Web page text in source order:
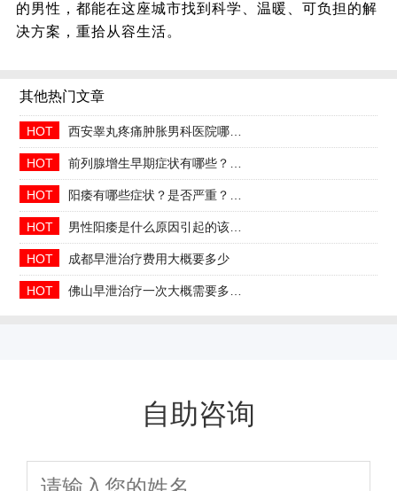
的男性，都能在这座城市找到科学、温暖、可负担的解
决方案，重拾从容生活。
其他热门文章
HOT 西安睾丸疼痛肿胀男科医院哪家正规收费合理透明
HOT 前列腺增生早期症状有哪些？2026治疗方法与日常预防指南
HOT 阳痿有哪些症状？是否严重？会自己好吗
HOT 男性阳痿是什么原因引起的该如何治疗
HOT 成都早泄治疗费用大概要多少
HOT 佛山早泄治疗一次大概需要多少钱
自助咨询